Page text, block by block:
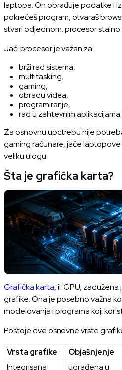
laptopa. On obrađuje podatke i
pokrećeš program, otvaraš
stvari odjednom, procesor stalno
Jači procesor je važan za:
brži rad sistema,
multitasking,
gaming,
obradu videa,
programiranje,
rad u zahtevnim aplikacijama.
Za osnovnu upotrebu nije
gaming računare, jače laptopove
veliku ulogu.
Šta je grafička karta?
Grafička karta, ili GPU,
grafike. Ona je posebno važna
modelovanja i programa koji
Postoje dve osnovne vrste
Vrsta grafike Objašnjenje
Integrisana
ugrađena u